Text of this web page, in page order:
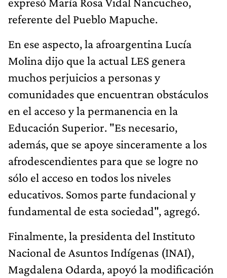
referente del Pueblo Mapuche.
En ese aspecto, la afroargentina Lucía
Molina dijo que la actual LES genera
muchos perjuicios a personas y
comunidades que encuentran obstáculos
en el acceso y la permanencia en la
Educación Superior. "Es necesario,
además, que se apoye sinceramente a los
afrodescendientes para que se logre no
sólo el acceso en todos los niveles
educativos. Somos parte fundacional y
fundamental de esta sociedad", agregó.
Finalmente, la presidenta del Instituto
Nacional de Asuntos Indígenas (INAI),
Magdalena Odarda, apoyó la modificación